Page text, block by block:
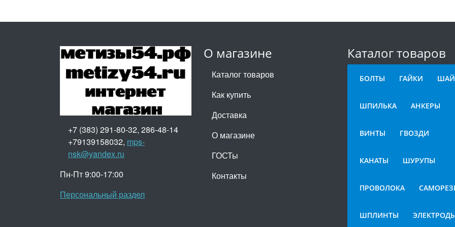
О магазине
Каталог товаров
Как купить
Доставка
О магазине
ГОСТы
Контакты
Каталог товаров
БОЛТЫ ГАЙКИ
ШПИЛЬКА АНКЕРЫ
ВИНТЫ ГВОЗДИ
КАНАТЫ ШУРУПЫ
ПРОВОЛОКА
ШПЛИНТЫ
+7 (383) 291-80-32, 286-48-14
+79139158032, mps-
nsk@yandex.ru
Пн-Пт 9:00-17:00
Персональный раздел